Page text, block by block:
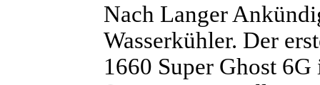
Nach Langer
Wasserkühler. Der
1660 Super Ghost